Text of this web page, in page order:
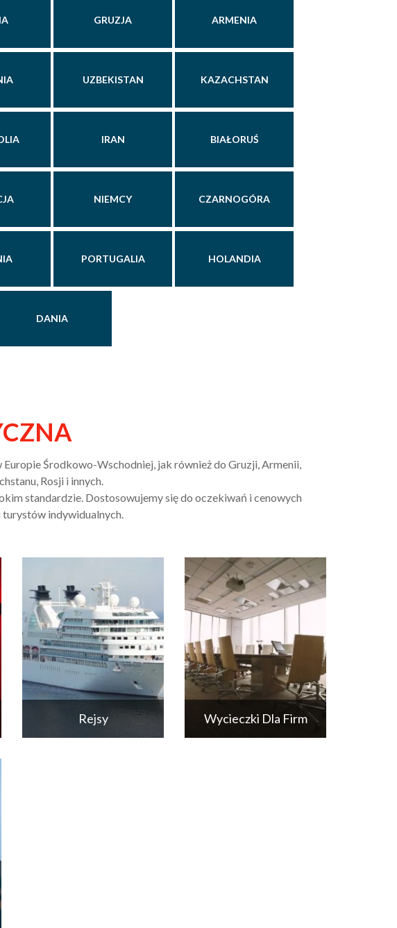
GRUZJA ARMENIA
UZBEKISTAN KAZACHSTAN
IRAN BIAŁORUŚ
NIEMCY CZARNOGÓRA
PORTUGALIA HOLANDIA
DANIA
Środkowo-Wschodniej, jak również do Gruzji, Armenii,
Rosji i innych.
standardzie. Dostosowujemy się do oczekiwań i cenowych
indywidualnych.
Rejsy Wycieczki Dla Firm